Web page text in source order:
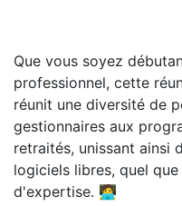
Que vous soyez
professionnel, cette
réunit une diversité de
gestionnaires aux
retraités, unissant ainsi
logiciels libres, quel
d'expertise. 🧑‍💻